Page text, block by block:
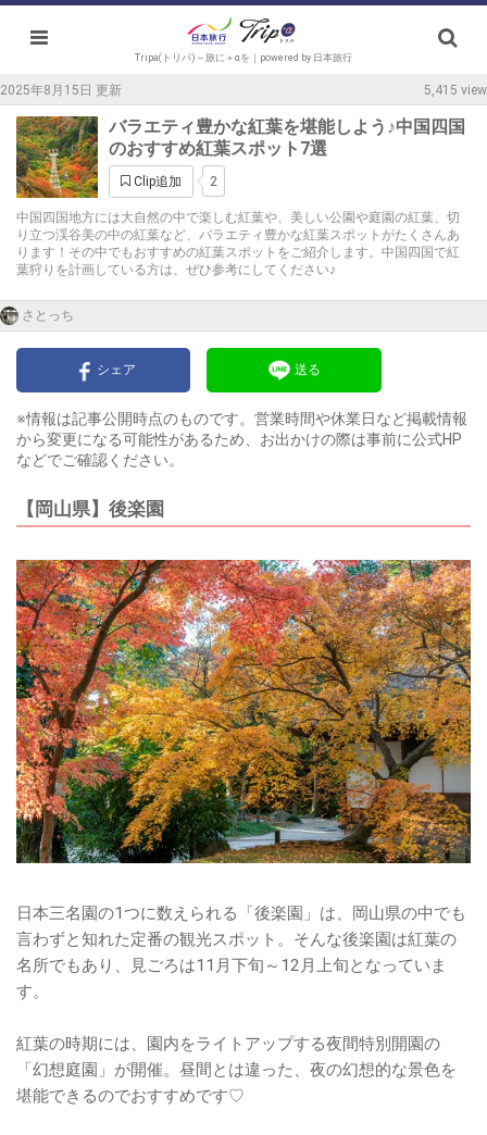
Tripa(トリパ)～旅に＋αを｜powered by 日本旅行
2025年8月15日 更新 5,415 view
バラエティ豊かな紅葉を堪能しよう♪中国四国
のおすすめ紅葉スポット7選
Clip追加 2
中国四国地方には大自然の中で楽しむ紅葉や、美しい公園や庭園の紅葉、切
り立つ渓谷美の中の紅葉など、バラエティ豊かな紅葉スポットがたくさんあ
ります！その中でもおすすめの紅葉スポットをご紹介します。中国四国で紅
葉狩りを計画している方は、ぜひ参考にしてください♪
さとっち
シェア 送る
※情報は記事公開時点のものです。営業時間や休業日など掲載情報
から変更になる可能性があるため、お出かけの際は事前に公式HP
などでご確認ください。
【岡山県】後楽園
日本三名園の1つに数えられる「後楽園」は、岡山県の中でも
言わずと知れた定番の観光スポット。そんな後楽園は紅葉の
名所でもあり、見ごろは11月下旬～12月上旬となっていま
す。
紅葉の時期には、園内をライトアップする夜間特別開園の
「幻想庭園」が開催。昼間とは違った、夜の幻想的な景色を
堪能できるのでおすすめです♡